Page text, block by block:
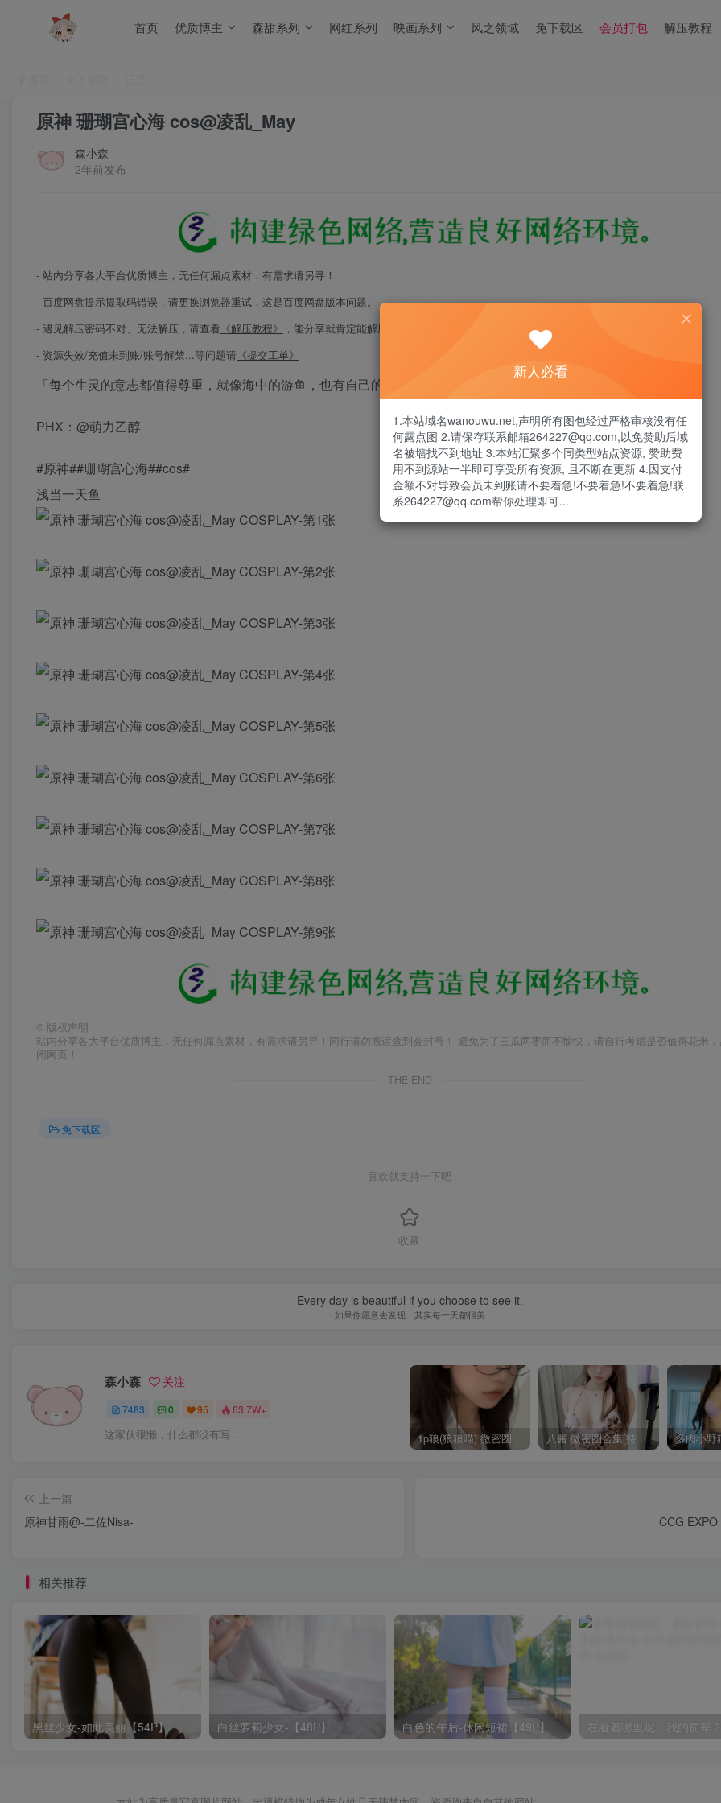
首页 优质博主 森甜系列 网红系列 映画系列 风之领域 免下载区 会员打包 解压教程
原神 珊瑚宫心海 cos@凌乱_May
森小森
2年前发布
- 站内分享各大平台优质博主，无任何漏点素材，有需求请另寻！
- 百度网盘提示提取码错误，请更换浏览器重试，这是百度网盘版本问题。
- 遇见解压密码不对、无法解压，请查看 《解压教程》
，能分享就肯定能解压！
- 资源失效/充值未到账/账号解禁...等问题请 《提交工单》
「每个生灵的意志都值得尊重，就像海中的游鱼，也有自己的方向。」
PHX：@萌力乙醇
#原神##珊瑚宫心海##cos#
浅当一天鱼 ​​​
© 版权声明
站内分享各大平台优质博主，无任何漏点素材，有需求请另寻！同行请勿搬运查到会封号！ 避免为了三瓜两枣而不愉快，请自行考虑是否值得花米
闭网页！
THE END
免下载区
喜欢就支持一下吧
收藏
Every day is beautiful if you choose to see it.
如果你愿意去发现，其实每一天都很美
森小森 关注
7483 0 95 63.7W+
这家伙很懒，什么都没有写... 1p狼(狼狼喵) 微密圈/岛遇合集[持续更新2025.08.20] 八酱 微密圈合集[持续更新]
上一篇
原神甘雨@-二佐Nisa-
CCG
相关推荐
黑丝少女-如此美丽【54P】 白丝萝莉少女-【48P】 白色的午后-休闲短裙【49P】
新人必看
1.本站域名wanouwu.net,声明所有图包经过严格审核没有任
何露点图 2.请保存联系邮箱264227@qq.com,以免赞助后域
名被墙找不到地址 3.本站汇聚多个同类型站点资源, 赞助费
用不到源站一半即可享受所有资源, 且不断在更新 4.因支付
金额不对导致会员未到账请不要着急!不要着急!不要着急!联
系264227@qq.com帮你处理即可...